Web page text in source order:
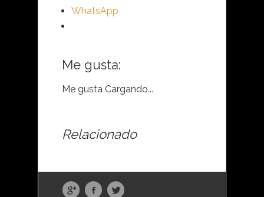
WhatsApp
Me gusta:
Me gusta Cargando...
Relacionado